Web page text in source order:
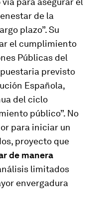
de la
plazo”. Su
el cumplimiento
Públicas del
previsto
Española,
del ciclo
público”. No
para iniciar un
proyecto que
de manera
limitados
envergadura